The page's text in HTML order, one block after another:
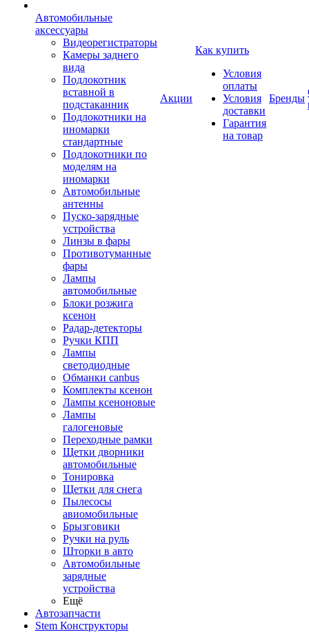
Автомобильные
аксессуары
Видеорегистраторы
Камеры заднего
вида
Подлокотник
вставной в
подстаканник
Подлокотники на
иномарки
стандартные
Подлокотники по
моделям на
иномарки
Автомобильные
антенны
Пуско-зарядные
устройства
Линзы в фары
Противотуманные
фары
Лампы
автомобильные
Блоки розжига
ксенон
Радар-детекторы
Ручки КПП
Лампы
светодиодные
Обманки canbus
Комплекты ксенон
Лампы ксеноновые
Лампы
галогеновые
Переходные рамки
Щетки дворники
автомобильные
Тонировка
Щетки для снега
Пылесосы
авиомобильные
Брызговики
Ручки на руль
Шторки в авто
Автомобильные
зарядные
устройства
Ещё
Автозапчасти
Stem Конструкторы
Акции
Как купить
Условия
оплаты
Условия
доставки
Гарантия
на товар
Бренды